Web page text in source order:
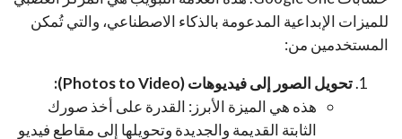
للميزات الإبداعية المدعومة بالذكاء الاصطناعي، والتي تُمكن
المستخدمين من:
تحويل الصور إلى فيديوهات (Photos to Video):
هذه هي الميزة الأبرز: القدرة على أخذ صورك
الثابتة القديمة والجديدة وتحويلها إلى مقاطع فيديو